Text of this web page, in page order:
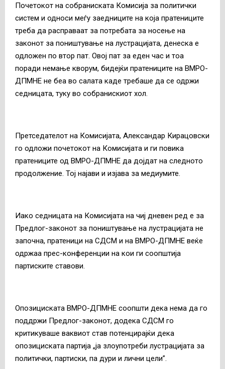
Почетокот на собраниската Комисија за политички
систем и односи меѓу заедниците на која пратениците
треба да расправаат за потребата за носење на
законот за поништување на лустрацијата, денеска е
одложен по втор пат. Овој пат за еден час и тоа
поради немање кворум, бидејќи пратениците на ВМРО-
ДПМНЕ не беа во салата каде требаше да се одржи
седницата, туку во собранискиот хол.
Претседателот на Комисијата, Александар Кирацовски
го одложи почетокот на Комисијата и ги повика
пратениците од ВМРО-ДПМНЕ да дојдат на следното
продолжение. Тој најави и изјава за медиумите.
Иако седницата на Комисијата на чиј дневен ред е за
Предлог-законот за поништување на лустрацијата не
започна, пратеници на СДСМ и на ВМРО-ДПМНЕ веќе
одржаа прес-конференции на кои ги соопштија
партиските ставови.
Опозициската ВМРО-ДПМНЕ соопшти дека нема да го
поддржи Предлог-законот, додека СДСМ го
критикуваше ваквиот став потенцирајќи дека
опозициската партија „ја злоупотреби лустрацијата за
политички, партиски, па дури и лични цели”.